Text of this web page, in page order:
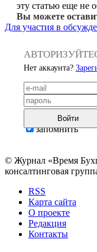
эту статью еще не
Вы можете
Для участия в
Нет аккаунта?
Войти
запомнить
© Журнал «Время
консалтинговая
RSS
Карта сайта
О проекте
Редакция
Контакты